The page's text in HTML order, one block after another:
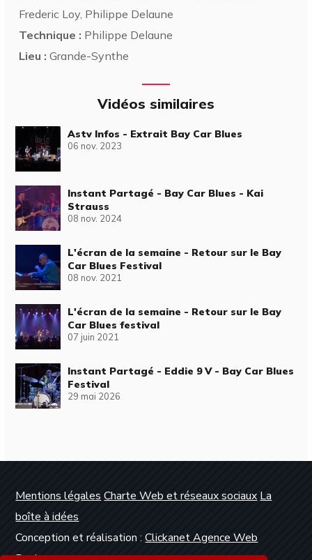
Frederic Loy, Philippe Delaune
Technique : Philippe Delaune
Lieu : Grande-Synthe
Vidéos similaires
Astv Infos - Extrait Bay Car Blues
06 nov. 2023
Instant Partagé - Bay Car Blues - Kai
Strauss
08 nov. 2024
L'écran de la semaine - Retour sur le Bay
Car Blues Festival
08 nov. 2021
L'écran de la semaine - Retour sur le Bay
Car Blues festival
07 juin 2021
Instant Partagé - Eddie 9 V - Bay Car Blues
Festival
29 mai 2026
Mentions légales Charte Web et réseaux sociaux La
boîte à idées
Conception et réalisation :Clickanet Agence Web